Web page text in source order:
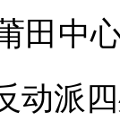
田中
动派